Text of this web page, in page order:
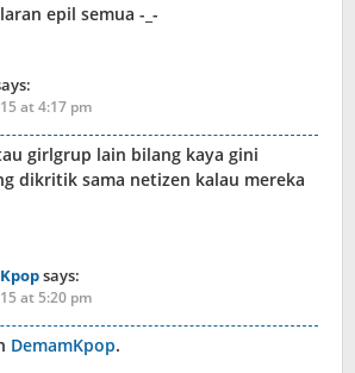
epil semua -_-
at 4:17 pm
girlgrup lain bilang kaya gini
dikritik sama netizen kalau mereka
says:
at 5:20 pm
DemamKpop.